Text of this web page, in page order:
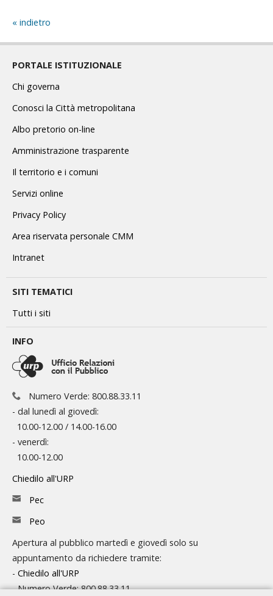
indietro
PORTALE ISTITUZIONALE
Chi governa
Conosci la Città metropolitana
Albo pretorio on-line
Amministrazione trasparente
Il territorio e i comuni
Servizi online
Privacy Policy
Area riservata personale CMM
Intranet
SITI TEMATICI
Tutti i siti
INFO
Numero Verde: 800.88.33.11
- dal lunedì al giovedì:
10.00-12.00 / 14.00-16.00
- venerdì:
10.00-12.00
Chiedilo all'URP
Pec
Peo
Apertura al pubblico martedì e giovedì solo su
appuntamento da richiedere tramite:
- Chiedilo all'URP
- Numero Verde: 800.88.33.11